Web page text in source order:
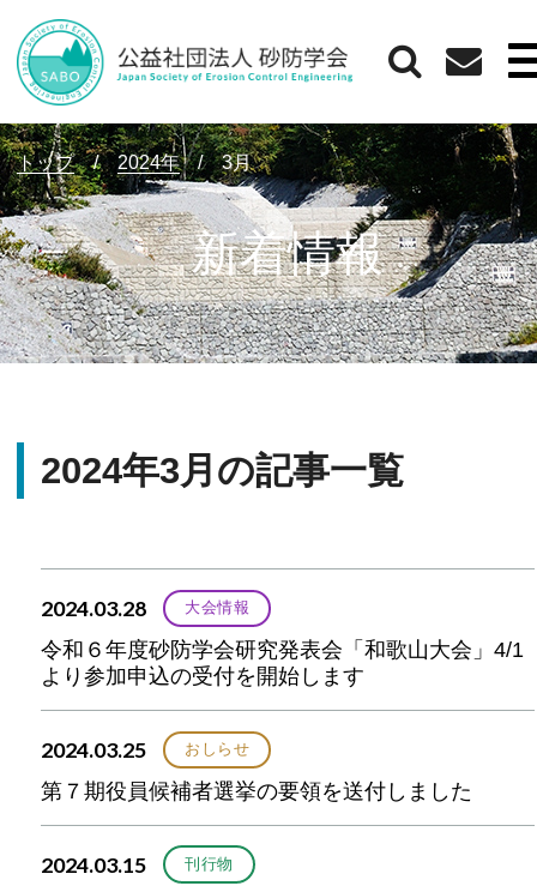
新着情報
トップ / 2024年 / 3月
2024年3月の記事一覧
2024.03.28 大会情報
令和６年度砂防学会研究発表会「和歌山大会」4/1
より参加申込の受付を開始します
2024.03.25 おしらせ
第７期役員候補者選挙の要領を送付しました
2024.03.15 刊行物